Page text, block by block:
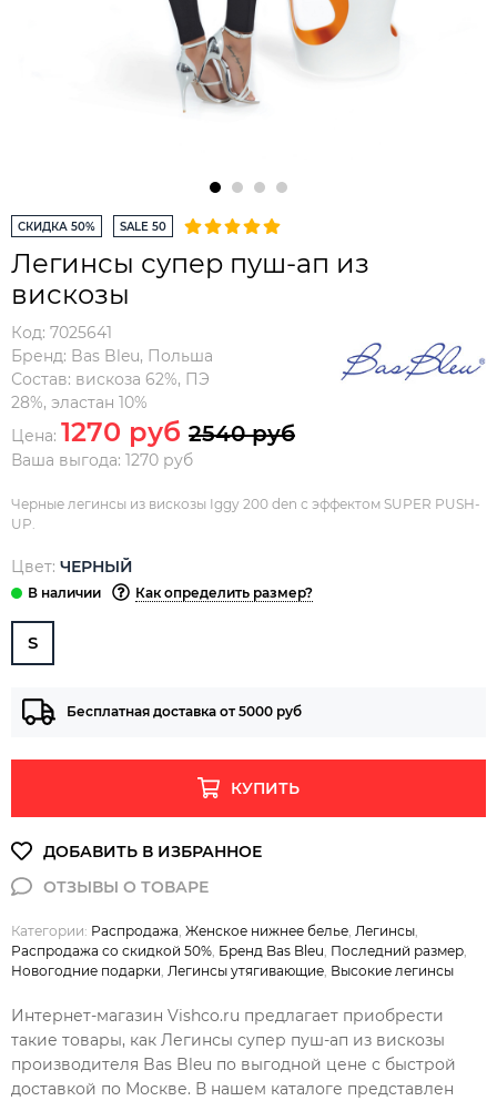
СКИДКА 50% SALE 50
Легинсы супер пуш-ап из
вискозы
Код: 7025641
Бренд: Bas Bleu, Польша
Состав: вискоза 62%, ПЭ
28%, эластан 10%
Цена: 1270 руб 2540 руб
Ваша выгода: 1270 руб
Черные легинсы из вискозы Iggy 200 den с эффектом SUPER PUSH-
UP.
Цвет: ЧЕРНЫЙ
Как определить размер?
S
Бесплатная доставка от 5000 руб
КУПИТЬ
Категории: Распродажа Женское нижнее белье Легинсы
Распродажа со скидкой 50% Бренд Bas Bleu Последний размер
Новогодние подарки Легинсы утягивающие Высокие легинсы
Интернет-магазин Vishco.ru предлагает приобрести
такие товары, как Легинсы супер пуш-ап из вискозы
производителя Bas Bleu по выгодной цене с быстрой
доставкой по Москве. В нашем каталоге представлен